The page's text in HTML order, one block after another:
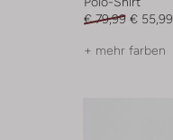
€ 79,99 € 55,99
+ mehr farben